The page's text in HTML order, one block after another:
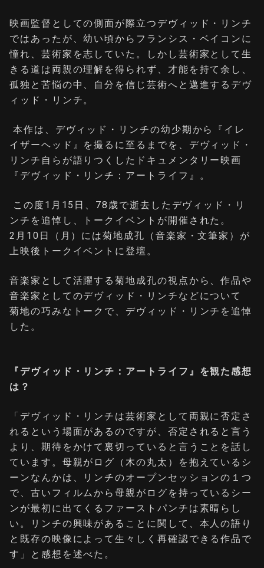
映画監督としての側面が際立つデヴィッド・リンチ
ではあったが、幼い頃からフランシス・ベイコンに
憧れ、芸術家を志していた。しかし芸術家として生
きる道は両親の理解を得られず、才能を持て余し、
孤独と苦悩の中、自分を信じ芸術へと邁進するデヴ
ィッド・リンチ。
本作は、デヴィッド・リンチの幼少期から『イレ
イザーヘッド』を撮るに至るまでを、デヴィッド・
リンチ自らが語りつくしたドキュメンタリー映画
『デヴィッド・リンチ：アートライフ』。
この度1月15日、78歳で逝去したデヴィッド・リ
ンチを追悼し、トークイベントが開催された。
2月10日（月）には菊地成孔（音楽家・文筆家）が
上映後トークイベントに登壇。
音楽家として活躍する菊地成孔の視点から、作品や
音楽家としてのデヴィッド・リンチなどについて
菊地の巧みなトークで、デヴィッド・リンチを追悼
した。
『デヴィッド・リンチ：アートライフ』を観た感想
は？
「デヴィッド・リンチは芸術家として両親に否定さ
れるという場面があるのですが、否定されると言う
より、期待をかけて裏切っていると言うことを話し
ています。母親がログ（木の丸太）を抱えているシ
ーンなんかは、リンチのオープンセッションの１つ
で、古いフィルムから母親がログを持っているシー
ンが最初に出てくるファーストパンチは素晴らし
い。リンチの興味があることに関して、本人の語り
と既存の映像によって生々しく再確認できる作品で
す」と感想を述べた。